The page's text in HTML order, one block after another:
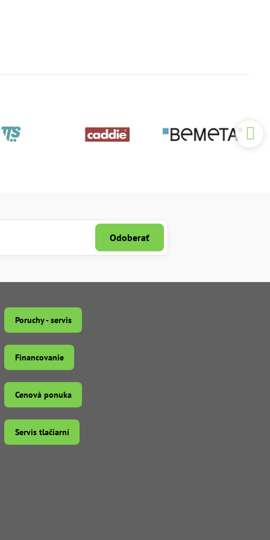
Odoberať
Poruchy - servis
Financovanie
Cenová ponuka
Servis tlačiarní